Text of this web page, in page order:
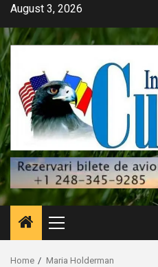
Skip
content
August 3, 2026
Primary
Menu
Home Maria Holderman